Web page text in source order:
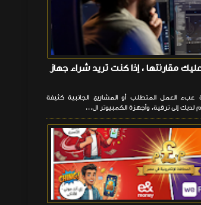
عليك مقارنتها ، إذا كنت تريد شراء جهاز
العمل المتطلب أو المشاريع الجانبية كثيفة
لديك إلى ترقية، وأجهزة الكمبيوتر ال...